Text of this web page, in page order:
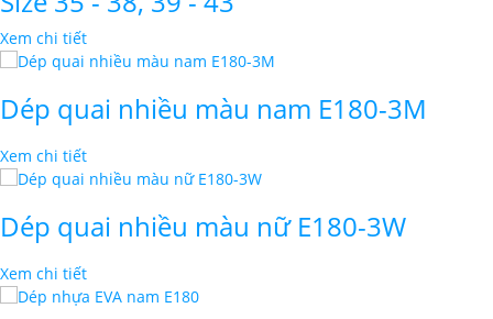
Xem chi tiết
Dép quai nhiều màu nam E180-3M
Xem chi tiết
Dép quai nhiều màu nữ E180-3W
Xem chi tiết